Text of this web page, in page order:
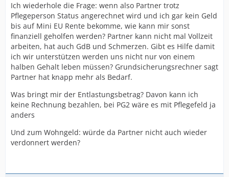
Ich wiederhole die Frage: wenn also Partner trotz
Pflegeperson Status angerechnet wird und ich gar kein Geld
bis auf Mini EU Rente bekomme, wie kann mir sonst
finanziell geholfen werden? Partner kann nicht mal Vollzeit
arbeiten, hat auch GdB und Schmerzen. Gibt es Hilfe damit
ich wir unterstützen werden uns nicht nur von einem
halben Gehalt leben müssen? Grundsicherungsrechner sagt
Partner hat knapp mehr als Bedarf.
Was bringt mir der Entlastungsbetrag? Davon kann ich
keine Rechnung bezahlen, bei PG2 wäre es mit Pflegefeld ja
anders
Und zum Wohngeld: würde da Partner nicht auch wieder
verdonnert werden?